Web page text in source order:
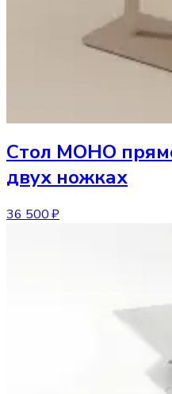
Стол МОНО
двух ножках
36 500 ₽